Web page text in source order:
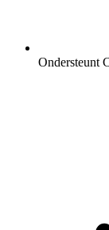
Ondersteunt